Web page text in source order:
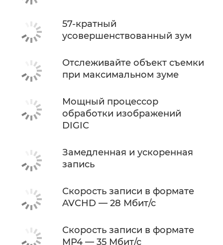
57-кратный
усовершенствованный зум
Отслеживайте объект съемки
при максимальном зуме
Мощный процессор
обработки изображений
DIGIC
Замедленная и ускоренная
запись
Скорость записи в формате
AVCHD — 28 Мбит/с
Скорость записи в формате
MP4 — 35 Мбит/с